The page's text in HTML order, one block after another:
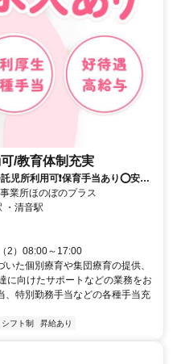
/教育体制充実
児所利用可❗️保育手当あり⭕安定
業所ほのぼのプラス
・清音駅
2）08:00～17:00
いた個別療育や集団療育の提供、
に向けたサポートなどの業務をお
、特別勤務手当などの各種手当充
シフト制 昇給あり